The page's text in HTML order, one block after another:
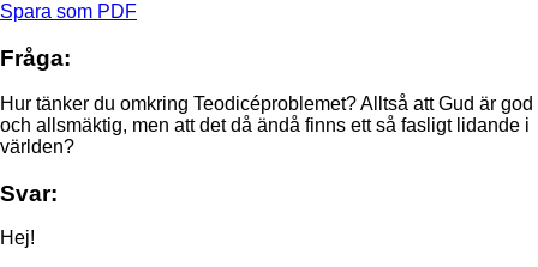
Spara som PDF
Fråga:
Hur tänker du omkring Teodicéproblemet? Alltså att Gud är god
och allsmäktig, men att det då ändå finns ett så fasligt lidande i
världen?
Svar:
Hej!